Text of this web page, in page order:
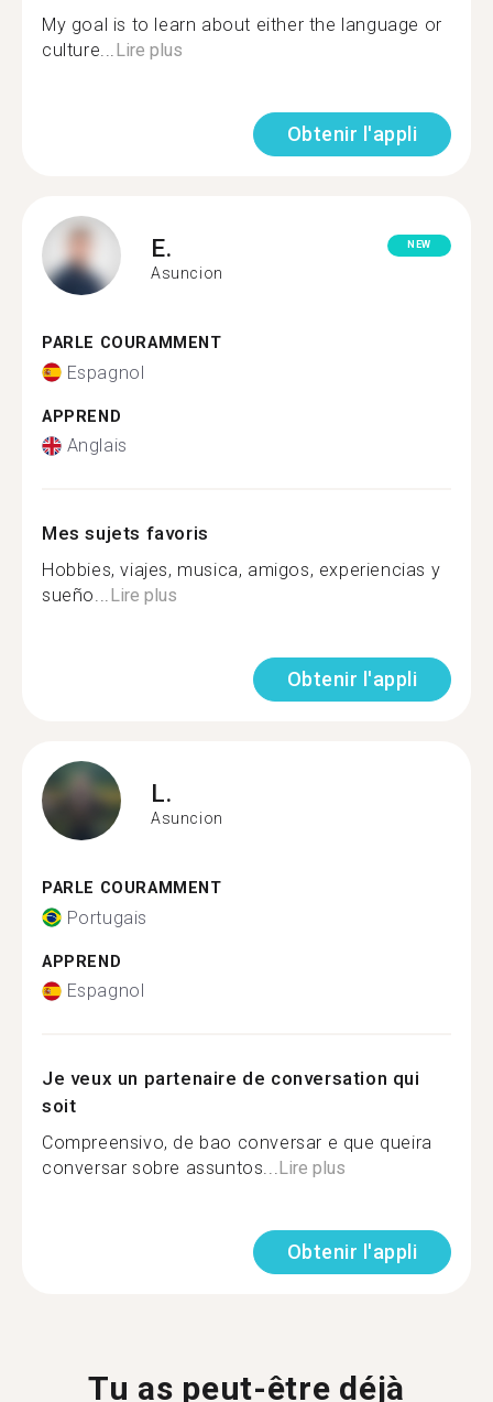
My goal is to learn about either the language or
culture...Lire plus
Obtenir l'appli
E.
Asuncion
NEW
PARLE COURAMMENT
Espagnol
APPREND
Anglais
Mes sujets favoris
Hobbies, viajes, musica, amigos, experiencias y
sueño...Lire plus
Obtenir l'appli
L.
Asuncion
PARLE COURAMMENT
Portugais
APPREND
Espagnol
Je veux un partenaire de conversation qui
soit
Compreensivo, de bao conversar e que queira
conversar sobre assuntos...Lire plus
Obtenir l'appli
Tu as peut-être déjà